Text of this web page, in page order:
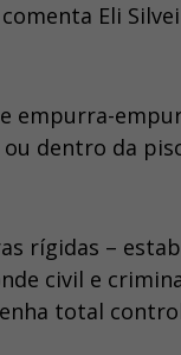
Eli
empurra-
dentro da
rígidas –
civil e
total